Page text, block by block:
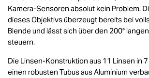
Kamera-Sensoren absolut kein Problem.
dieses Objektivs überzeugt bereits bei
Blende und lässt sich über den 200°
steuern.
Die Linsen-Konstruktion aus 11 Linsen in
einen robusten Tubus aus Aluminium